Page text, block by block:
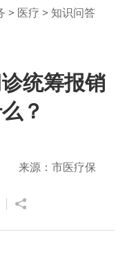
> 医疗 > 知识问答
统筹报销
？
来源：市医疗保